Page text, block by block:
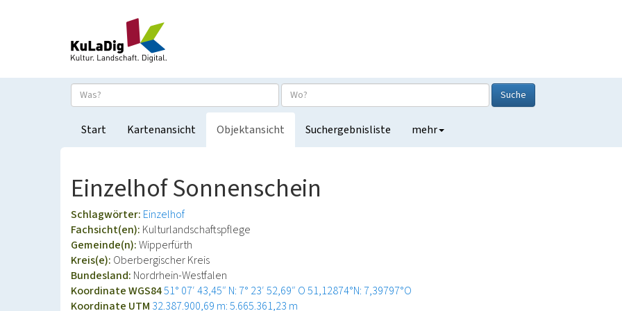
Suche
Start Kartenansicht Objektansicht Suchergebnisliste mehr
Einzelhof Sonnenschein
Schlagwörter: Einzelhof
Fachsicht(en): Kulturlandschaftspflege
Gemeinde(n):Wipperfürth
Kreis(e): Oberbergischer Kreis
Bundesland: Nordrhein-Westfalen
Koordinate WGS8451° 07′ 43,45″ N: 7° 23′ 52,69″ O51,12874°N: 7,39797°O
Koordinate UTM 32.387.900,69 m: 5.665.361,23 m